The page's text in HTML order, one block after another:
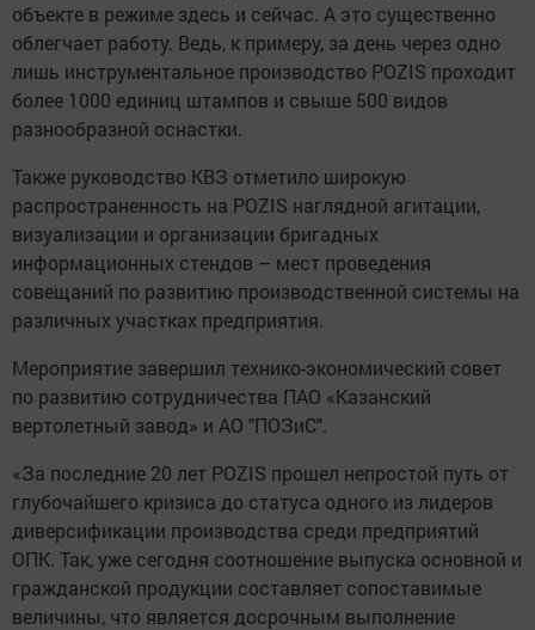
объекте в режиме здесь и сейчас. А это существенно
облегчает работу. Ведь, к примеру, за день через одно
лишь инструментальное производство POZIS проходит
более 1000 единиц штампов и свыше 500 видов
разнообразной оснастки.
Также руководство КВЗ отметило широкую
распространенность на POZIS наглядной агитации,
визуализации и организации бригадных
информационных стендов – мест проведения
совещаний по развитию производственной системы на
различных участках предприятия.
Мероприятие завершил технико-экономический совет
по развитию сотрудничества ПАО «Казанский
вертолетный завод» и АО "ПОЗиС".
«За последние 20 лет POZIS прошел непростой путь от
глубочайшего кризиса до статуса одного из лидеров
диверсификации производства среди предприятий
ОПК. Так, уже сегодня соотношение выпуска основной и
гражданской продукции составляет сопоставимые
величины, что является досрочным выполнение